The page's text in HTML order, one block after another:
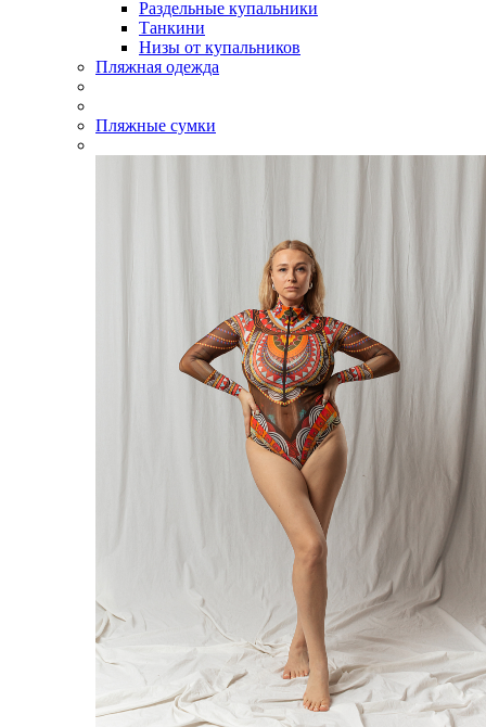
Раздельные купальники
Танкини
Низы от купальников
Пляжная одежда
Пляжные сумки